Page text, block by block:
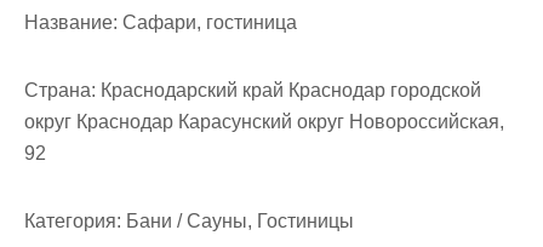
Название: Сафари, гостиница
Страна: Краснодарский край Краснодар городской
округ Краснодар Карасунский округ Новороссийская,
92
Категория: Бани / Сауны, Гостиницы